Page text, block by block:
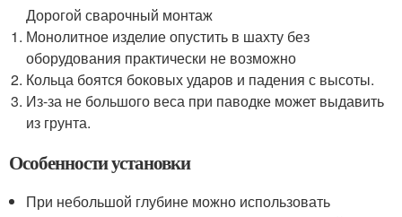
Дорогой сварочный монтаж
Монолитное изделие опустить в шахту без
оборудования практически не возможно
Кольца боятся боковых ударов и падения с высоты.
Из-за не большого веса при паводке может выдавить
из грунта.
Особенности установки
При небольшой глубине можно использовать